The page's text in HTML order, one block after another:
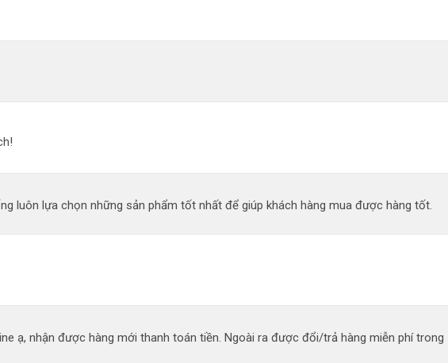
luôn lựa chọn những sản phẩm tốt nhất để giúp khách hàng mua được hàng tốt.
ạ, nhận được hàng mới thanh toán tiền. Ngoài ra được đổi/trả hàng miễn phí trong